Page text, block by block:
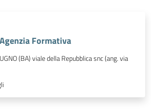
Formativa
(BA) viale della Repubblica snc (ang. via